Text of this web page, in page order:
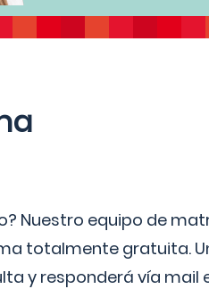
Nuestro equipo de
totalmente gratuita.
y responderá vía mail